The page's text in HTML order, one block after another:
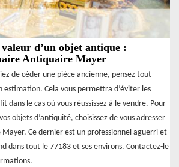
d’un objet antique :
Antiquaire Mayer
de céder une pièce ancienne, pensez tout
estimation. Cela vous permettra d’éviter les
dans le cas où vous réussissez à le vendre. Pour
objets d’antiquité, choisissez de vous adresser
Ce dernier est un professionnel aguerri et
dans tout le 77183 et ses environs. Contactez-le